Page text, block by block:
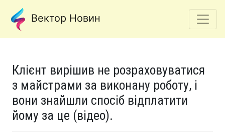
Вектор Новин
Клієнт вирішив не розраховуватися
з майстрами за виконану роботу, і
вони знайшли спосіб відплатити
йому за це (відео).